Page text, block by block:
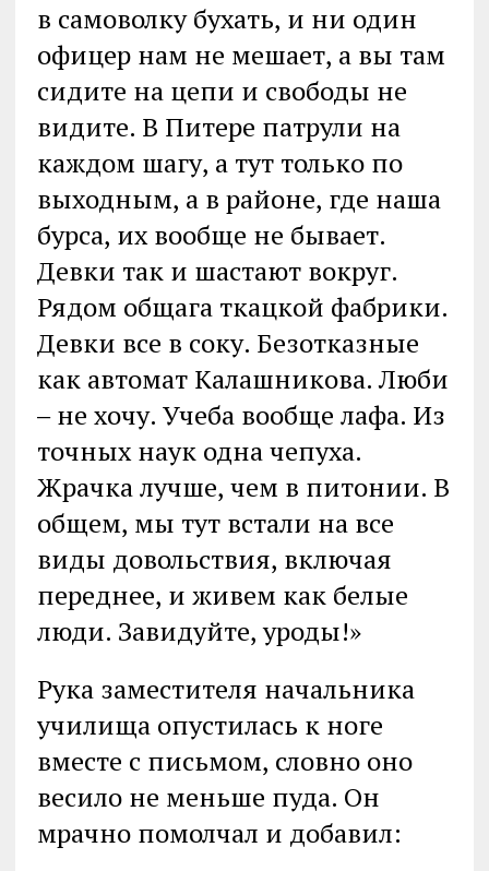
в самоволку бухать, и ни один
офицер нам не мешает, а вы там
сидите на цепи и свободы не
видите. В Питере патрули на
каждом шагу, а тут только по
выходным, а в районе, где наша
бурса, их вообще не бывает.
Девки так и шастают вокруг.
Рядом общага ткацкой фабрики.
Девки все в соку. Безотказные
как автомат Калашникова. Люби
‒ не хочу. Учеба вообще лафа. Из
точных наук одна чепуха.
Жрачка лучше, чем в питонии. В
общем, мы тут встали на все
виды довольствия, включая
переднее, и живем как белые
люди. Завидуйте, уроды!»
Рука заместителя начальника
училища опустилась к ноге
вместе с письмом, словно оно
весило не меньше пуда. Он
мрачно помолчал и добавил: